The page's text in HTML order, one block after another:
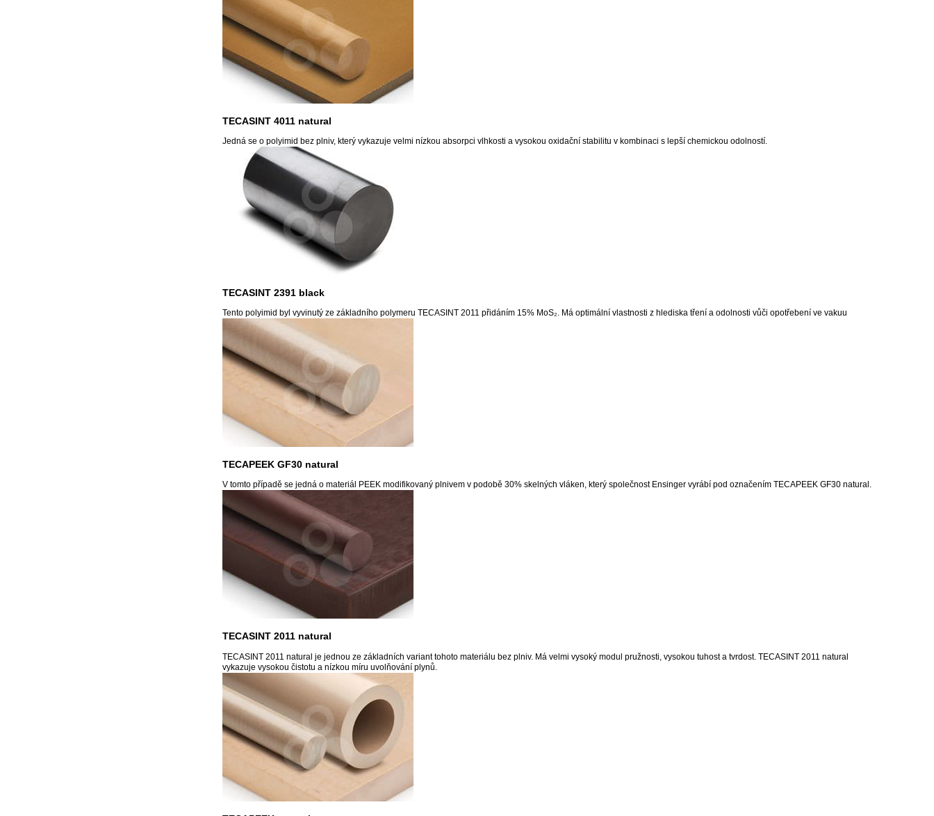
TECASINT 4011 natural
Jedná se o polyimid bez plniv, který vykazuje velmi nízkou absorpci vlhkosti a vysokou oxidační stabilitu v kombinaci s lepší chemickou odolností.
TECASINT 2391 black
Tento polyimid byl vyvinutý ze základního polymeru TECASINT 2011 přidáním 15% MoS₂. Má optimální vlastnosti z hlediska tření a odolnosti vůči opotřebení ve vakuu
TECAPEEK GF30 natural
V tomto případě se jedná o materiál PEEK modifikovaný plnivem v podobě 30% skelných vláken, který společnost Ensinger vyrábí pod označením TECAPEEK GF30 natural.
TECASINT 2011 natural
TECASINT 2011 natural je jednou ze základních variant tohoto materiálu bez plniv. Má velmi vysoký modul pružnosti, vysokou tuhost a tvrdost. TECASINT 2011 natural
vykazuje vysokou čistotu a nízkou míru uvolňování plynů.